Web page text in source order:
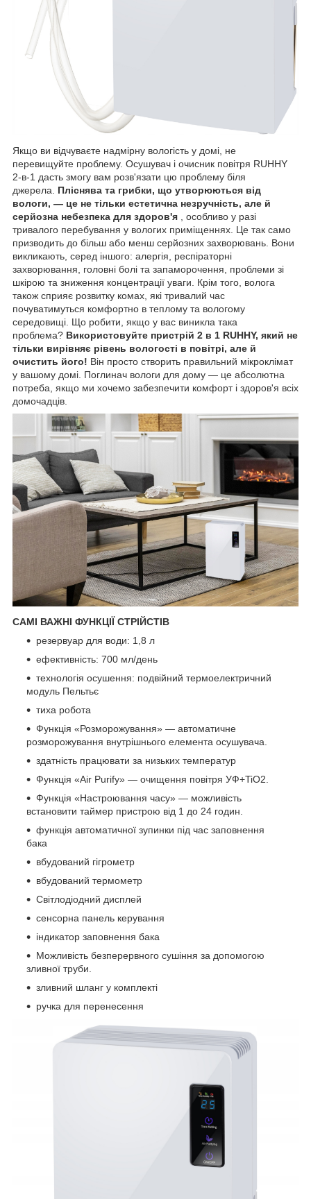
Якщо ви відчуваєте надмірну вологість у домі, не
перевищуйте проблему. Осушувач і очисник повітря RUHHY
2-в-1 дасть змогу вам розв'язати цю проблему біля
джерела. Пліснява та грибки, що утворюються від
вологи, — це не тільки естетична незручність, але й
серйозна небезпека для здоров'я , особливо у разі
тривалого перебування у вологих приміщеннях. Це так само
призводить до більш або менш серйозних захворювань. Вони
викликають, серед іншого: алергія, респіраторні
захворювання, головні болі та запаморочення, проблеми зі
шкірою та зниження концентрації уваги. Крім того, волога
також сприяє розвитку комах, які тривалий час
почуватимуться комфортно в теплому та вологому
середовищі. Що робити, якщо у вас виникла така
проблема? Використовуйте пристрій 2 в 1 RUHHY, який не
тільки вирівняє рівень вологості в повітрі, але й
очистить його! Він просто створить правильний мікроклімат
у вашому домі. Поглинач вологи для дому — це абсолютна
потреба, якщо ми хочемо забезпечити комфорт і здоров'я всіх
домочадців.
САМІ ВАЖНІ ФУНКЦІЇ СТРІЙСТІВ
резервуар для води: 1,8 л
ефективність: 700 мл/день
технологія осушення: подвійний термоелектричний
модуль Пельтьє
тиха робота
Функція «Розморожування» — автоматичне
розморожування внутрішнього елемента осушувача.
здатність працювати за низьких температур
Функція «Air Purify» — очищення повітря УФ+TiO2.
Функція «Настроювання часу» — можливість
встановити таймер пристрою від 1 до 24 годин.
функція автоматичної зупинки під час заповнення
бака
вбудований гігрометр
вбудований термометр
Світлодіодний дисплей
сенсорна панель керування
індикатор заповнення бака
Можливість безперервного сушіння за допомогою
зливної труби.
зливний шланг у комплекті
ручка для перенесення